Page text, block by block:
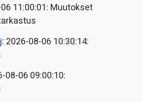
11:00:01: Muutokset
: 2026-08-06 10:30:14:
08-06 09:00:10: